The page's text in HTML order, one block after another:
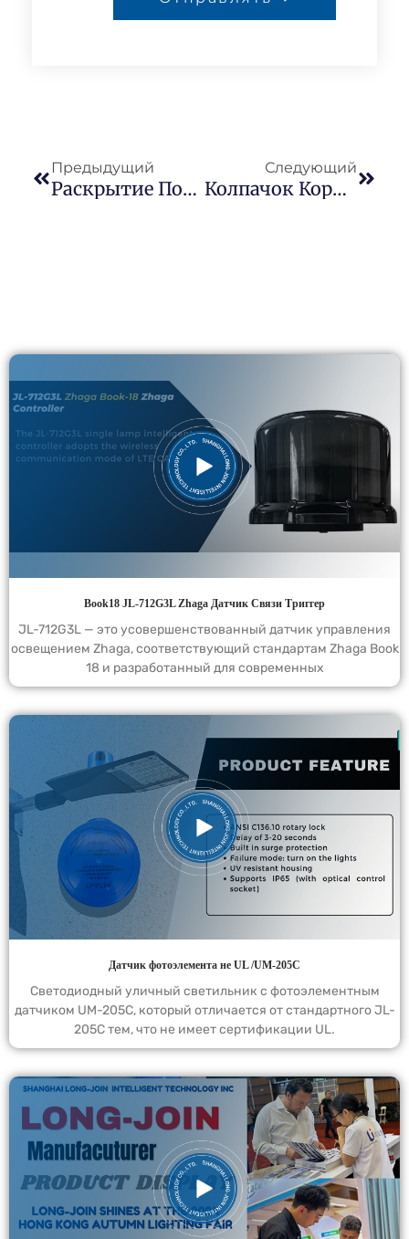
Предыдущий
Раскрытие Потенциала Стандартного Интерфейса Zhaga Book 18: Обязательное Условие Для Соответствия Сертификату CB
Следующий
Колпачок Короткого Замыкания Датчика Фотоэлемента IP54
Book18 JL-712G3L Zhaga Датчик Связи Триггер
JL-712G3L — это усовершенствованный датчик управления
освещением Zhaga, соответствующий стандартам Zhaga Book
18 и разработанный для современных
Датчик фотоэлемента не UL /UM-205C
Светодиодный уличный светильник с фотоэлементным
датчиком UM-205C, который отличается от стандартного JL-
205C тем, что не имеет сертификации UL.